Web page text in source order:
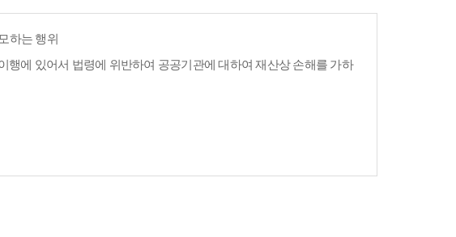
하는 행위
행에 있어서 법령에 위반하여 공공기관에 대하여 재산상 손해를 가하